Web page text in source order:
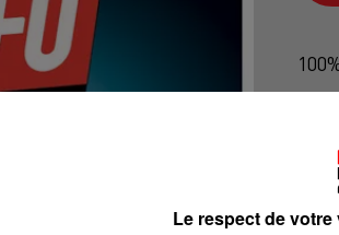
Le respect de